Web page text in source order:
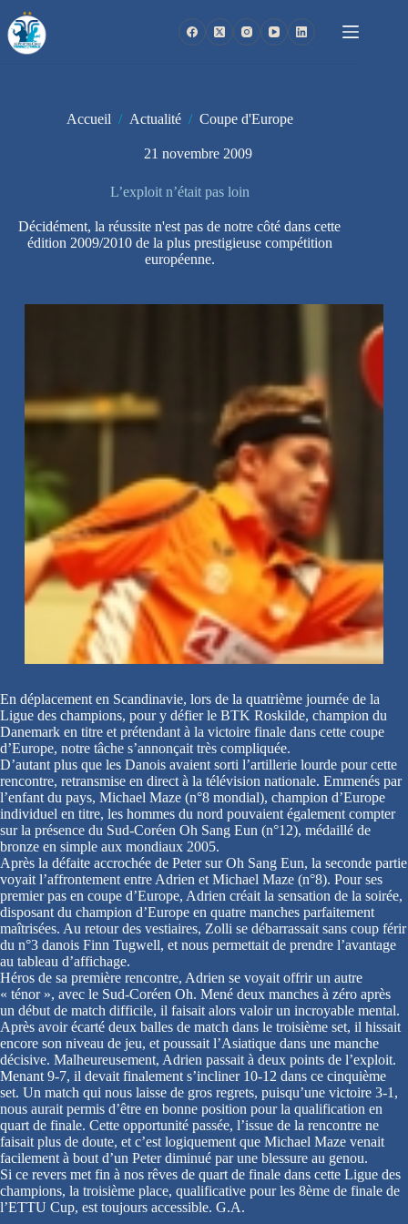
au
contenu
Accueil / Actualité / Coupe d'Europe
21 novembre 2009
L’exploit n’était pas loin
Décidément, la réussite n'est pas de notre côté dans cette
édition 2009/2010 de la plus prestigieuse compétition
européenne.
En déplacement en Scandinavie, lors de la quatrième journée de la
Ligue des champions, pour y défier le BTK Roskilde, champion du
Danemark en titre et prétendant à la victoire finale dans cette coupe
d’Europe, notre tâche s’annonçait très compliquée.
D’autant plus que les Danois avaient sorti l’artillerie lourde pour cette
rencontre, retransmise en direct à la télévision nationale. Emmenés par
l’enfant du pays, Michael Maze (n°8 mondial), champion d’Europe
individuel en titre, les hommes du nord pouvaient également compter
sur la présence du Sud-Coréen Oh Sang Eun (n°12), médaillé de
bronze en simple aux mondiaux 2005.
Après la défaite accrochée de Peter sur Oh Sang Eun, la seconde partie
voyait l’affrontement entre Adrien et Michael Maze (n°8). Pour ses
premier pas en coupe d’Europe, Adrien créait la sensation de la soirée,
disposant du champion d’Europe en quatre manches parfaitement
maîtrisées. Au retour des vestiaires, Zolli se débarrassait sans coup férir
du n°3 danois Finn Tugwell, et nous permettait de prendre l’avantage
au tableau d’affichage.
Héros de sa première rencontre, Adrien se voyait offrir un autre
« ténor », avec le Sud-Coréen Oh. Mené deux manches à zéro après
un début de match difficile, il faisait alors valoir un incroyable mental.
Après avoir écarté deux balles de match dans le troisième set, il hissait
encore son niveau de jeu, et poussait l’Asiatique dans une manche
décisive. Malheureusement, Adrien passait à deux points de l’exploit.
Menant 9-7, il devait finalement s’incliner 10-12 dans ce cinquième
set. Un match qui nous laisse de gros regrets, puisqu’une victoire 3-1,
nous aurait permis d’être en bonne position pour la qualification en
quart de finale. Cette opportunité passée, l’issue de la rencontre ne
faisait plus de doute, et c’est logiquement que Michael Maze venait
facilement à bout d’un Peter diminué par une blessure au genou.
Si ce revers met fin à nos rêves de quart de finale dans cette Ligue des
champions, la troisième place, qualificative pour les 8ème de finale de
l’ETTU Cup, est toujours accessible. G.A.